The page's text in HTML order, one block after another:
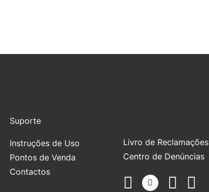
Suporte
Instruções de Uso
Pontos de Venda
Contactos
Livro de Reclamações
Centro de Denúncias